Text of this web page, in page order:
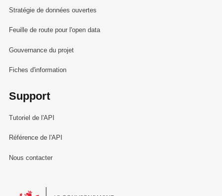
Stratégie de données ouvertes
Feuille de route pour l'open data
Gouvernance du projet
Fiches d'information
Support
Tutoriel de l'API
Référence de l'API
Nous contacter
Le Gouvernement du Grand-Duché de Luxembourg - Service